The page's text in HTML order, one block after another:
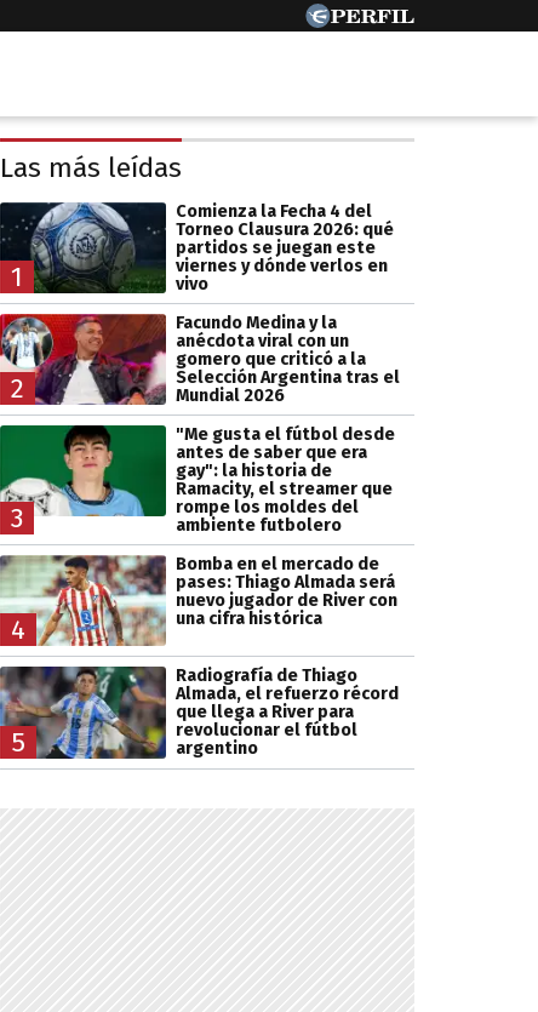
Las más leídas
1
Comienza la Fecha 4 del
Torneo Clausura 2026: qué
partidos se juegan este
viernes y dónde verlos en
vivo
2
Facundo Medina y la
anécdota viral con un
gomero que criticó a la
Selección Argentina tras el
Mundial 2026
3
"Me gusta el fútbol desde
antes de saber que era
gay": la historia de
Ramacity, el streamer que
rompe los moldes del
ambiente futbolero
4
Bomba en el mercado de
pases: Thiago Almada será
nuevo jugador de River con
una cifra histórica
5
Radiografía de Thiago
Almada, el refuerzo récord
que llega a River para
revolucionar el fútbol
argentino